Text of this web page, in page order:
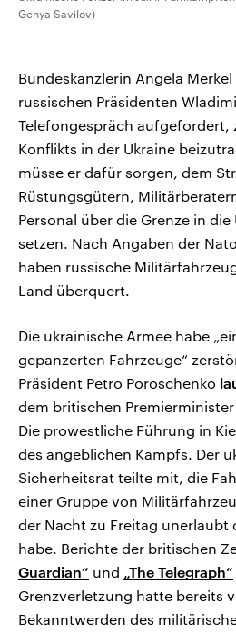
Genya Savilov)
Bundeskanzlerin Angela Merkel
russischen Präsidenten
Telefongespräch aufgefordert,
Konflikts in der Ukraine
müsse er dafür sorgen, dem
Rüstungsgütern,
Personal über die Grenze in die
setzen. Nach Angaben der
haben russische
Land überquert.
Die ukrainische Armee habe
gepanzerten Fahrzeuge“
Präsident Petro Poroschenko
dem britischen
Die prowestliche Führung in
des angeblichen Kampfs. Der
Sicherheitsrat teilte mit, die
einer Gruppe von
der Nacht zu Freitag unerlaubt
habe. Berichte der britischen
Guardian“ und „The Telegraph“
Grenzverletzung hatte bereits
Bekanntwerden des